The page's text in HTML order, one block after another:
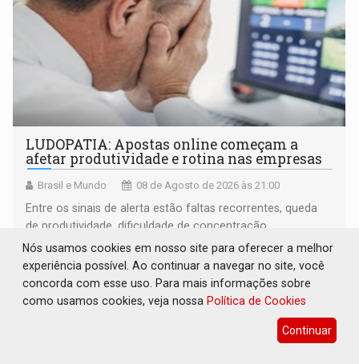
LUDOPATIA: Apostas online começam a
afetar produtividade e rotina nas empresas
Brasil e Mundo 08 de Agosto de 2026 às 21:00
Entre os sinais de alerta estão faltas recorrentes, queda
de produtividade, dificuldade de concentração,
solicitações frequentes de antecipação salarial
Nós usamos cookies em nosso site para oferecer a melhor
experiência possível. Ao continuar a navegar no site, você
concorda com esse uso. Para mais informações sobre
como usamos cookies, veja nossa Política de Cookies
Continuar